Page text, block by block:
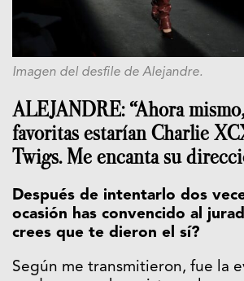
Imagen del desfile de Alejandre.
ALEJANDRE: “Ahora
favoritas estarían Charlie
Twigs. Me encanta su
Después de intentarlo dos
ocasión has convencido al
crees que te dieron el sí?
Según me transmitieron, fue la